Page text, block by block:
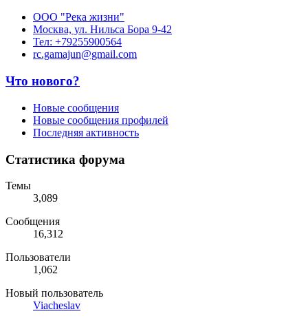
ООО "Река жизни"
Москва, ул. Нильса Бора 9-42
Тел: +79255900564
rc.gamajun@gmail.com
Что нового?
Новые сообщения
Новые сообщения профилей
Последняя активность
Статистика форума
Темы
3,089
Сообщения
16,312
Пользователи
1,062
Новый пользователь
Viacheslav